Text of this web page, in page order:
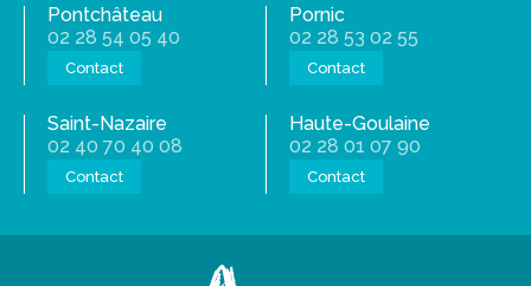
Pontchâteau
02 28 54 05 40
Contact
Pornic
02 28 53 02 55
Contact
Saint-Nazaire
02 40 70 40 08
Contact
Haute-Goulaine
02 28 01 07 90
Contact